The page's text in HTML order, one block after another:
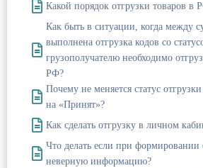
Какой порядок отгрузки товаров в
Как быть в ситуации, когда между
выполнена отгрузка кодов со
грузополучателю необходимо
РФ?
Почему не меняется статус
на «Принят»?
Как сделать отгрузку в личном
Что делать если при формировании
неверную информацию?